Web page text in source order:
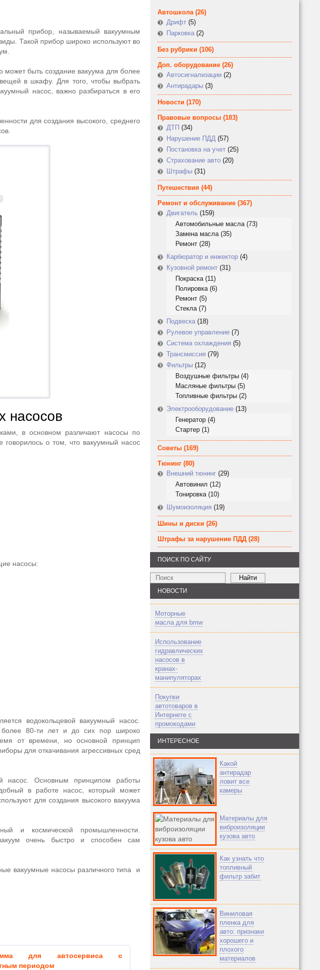
прибор, называемый вакуумным
Такой прибор широко используют во
быть создание вакуума для более
в шкафу. Для того, чтобы выбрать
насос, важно разбираться в его
для создания высокого, среднего
насосов
в основном различают насосы по
говорилось о том, что вакуумный насос
насосы:
водокольцевой вакуумный насос.
более 80-ти лет и до сих пор широко
от времени, но основной принцип
для откачивания агрессивных сред
насос. Основным принципом работы
в работе насос, который может
для создания высокого вакуума
и космической промышленности.
очень быстро и способен сам
вакуумные насосы различного типа и
для автосервиса с
периодом
Автошкола(26)
Дрифт (5)
Парковка (2)
Без рубрики (106)
Доп. оборудование (26)
Автосигнализации (2)
Антирадары (3)
Новости (170)
Правовые вопросы (183)
ДТП (34)
Нарушение ПДД (57)
Постановка на учет (25)
Страхование авто (20)
Штрафы (31)
Путешествия (44)
Ремонт и обслуживание (367)
Двигатель (159)
Автомобильные масла(73)
Замена масла(35)
Ремонт (28)
Карбюратор и инжектор (4)
Кузовной ремонт (31)
Покраска(11)
Полировка(6)
Ремонт (5)
Стекла(7)
Подвеска (18)
Рулевое управление (7)
Система охлаждения (5)
Трансмиссия (79)
Фильтры (12)
Воздушные фильтры (4)
Масляные фильтры (5)
Топливные фильтры (2)
Электрооборудование (13)
Генератор (4)
Стартер (1)
Советы (169)
Тюнинг (80)
Внешний тюнинг (29)
Автовинил (12)
Тонировка(10)
Шумоизоляция (19)
Шины и диски (26)
Штрафы за нарушение ПДД (28)
ПОИСК ПО САЙТУ
НОВОСТИ
Моторные
масла для bmw
Использование
гидравлических
насосов в
кранах-
манипуляторах
Покупки
автотоваров в
Интернете с
промокодами
ИНТЕРЕСНОЕ
Какой
антирадар
ловит все
камеры
Материалы для
виброизоляции
кузова авто
Как узнать что
топливный
фильтр забит
Виниловая
пленка для
авто: признаки
хорошего и
плохого
материалов